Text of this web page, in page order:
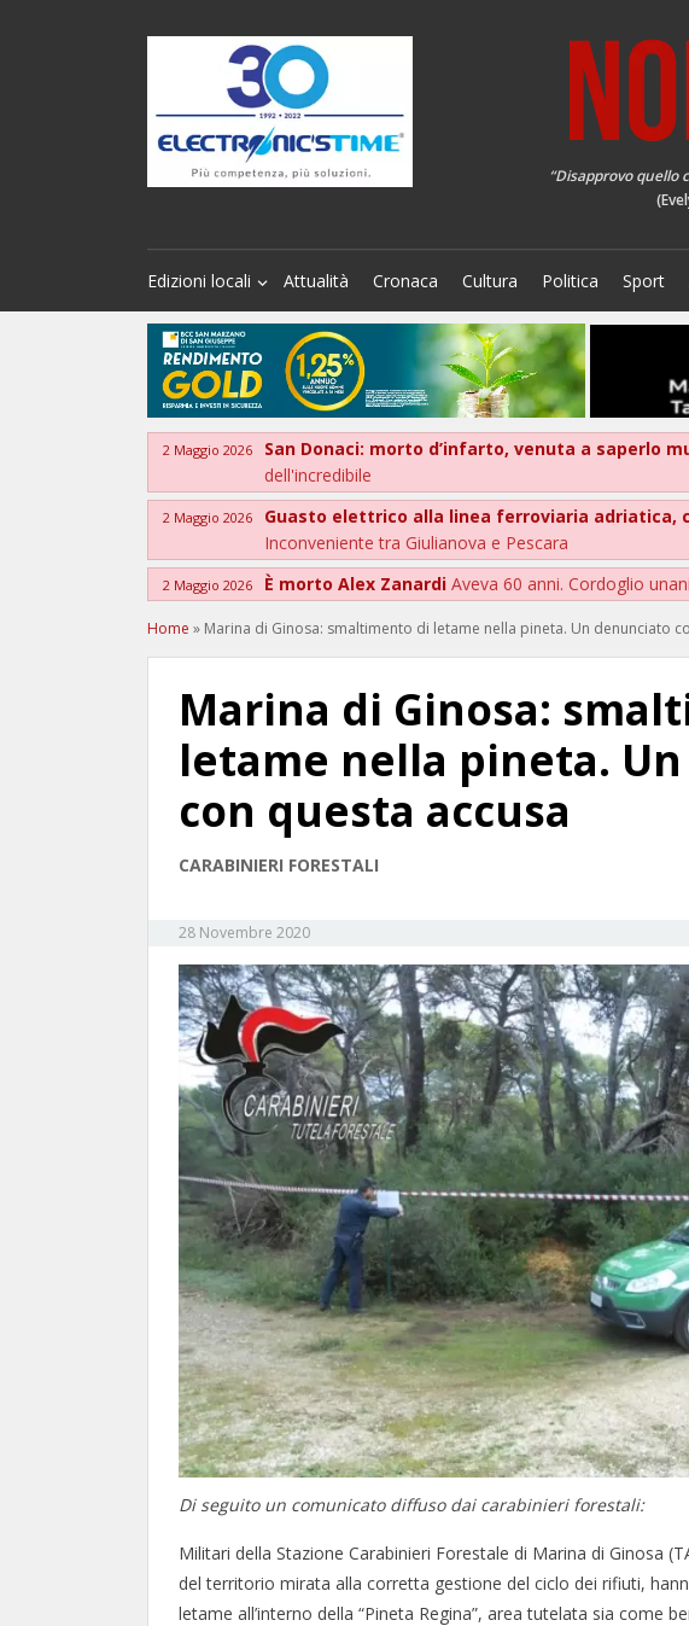
“Disapprovo
Edizioni locali Attualità Cronaca Cultura Politica Sport
2 Maggio 2026 San Donaci: morto d’infarto, venuta a saperlo
dell'incredibile
2 Maggio 2026
Guasto elettrico alla linea ferroviaria adriatica,
Inconveniente tra Giulianova e Pescara
2 Maggio 2026 È morto Alex Zanardi Aveva 60 anni. Cordoglio
Home » Marina di Ginosa: smaltimento di letame nella pineta. Un denunciato
Marina di Ginosa:
letame nella pineta.
con questa accusa
CARABINIERI FORESTALI
28 Novembre 2020
Di seguito un comunicato diffuso dai carabinieri forestali:
Militari della Stazione Carabinieri Forestale di Marina di Ginosa
del territorio mirata alla corretta gestione del ciclo dei rifiuti,
letame all’interno della “Pineta Regina”, area tutelata sia come